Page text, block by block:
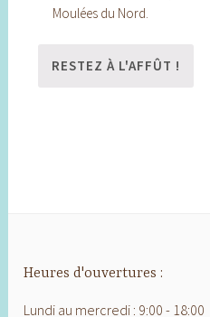
Moulées du Nord.
Heures d'ouvertures :
Lundi au mercredi : 9:00 - 18:00